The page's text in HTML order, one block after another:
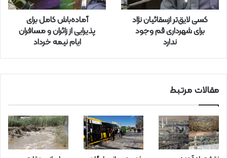
ر
کسی لایق‌تر ازسقائیان نژاد
برای شهرداری قم وجود
ندارد
آماده‌باش کامل برای
پذیرایی از زائران و مسافران
ایام نیمه خرداد
مقالات مرتبط